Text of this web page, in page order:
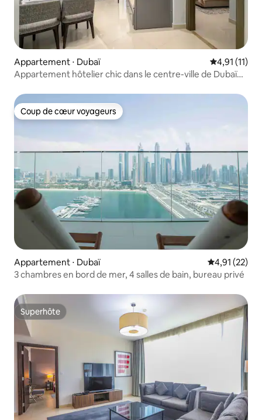
Appartement ⋅ Dubaï Évaluation
4,91 (11)
Appartement hôtelier chic dans le centre-ville de Dubaï
Coup de cœur voyageurs
Coup de cœur voyageurs
Appartement ⋅ Dubaï Évaluation
4,91 (22)
3 chambres en bord de mer, 4 salles de bain, bureau privé
Superhôte
Superhôte